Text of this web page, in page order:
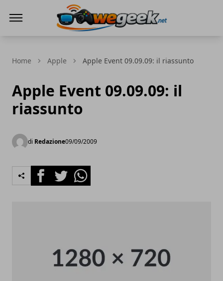
Home Apple Apple Event 09.09.09: il riassunto
Apple Event 09.09.09: il
riassunto
di Redazione09/09/2009
FacebookTwitterWhatsapp